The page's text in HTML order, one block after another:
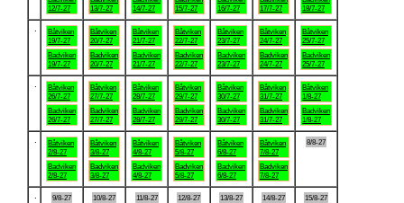
12/7-27
13/7-27
14/7-27
15/7-27
16/7-27
17/7-27
18/7-27
Båtviken
19/7-27
Badviken
19/7-27
Båtviken
20/7-27
Badviken
20/7-27
Båtviken
21/7-27
Badviken
21/7-27
Båtviken
22/7-27
Badviken
22/7-27
Båtviken
23/7-27
Badviken
23/7-27
Båtviken
24/7-27
Badviken
24/7-27
Båtviken
25/7-27
Badviken
25/7-27
Båtviken
26/7-27
Badviken
26/7-27
Båtviken
27/7-27
Badviken
27/7-27
Båtviken
28/7-27
Badviken
28/7-27
Båtviken
29/7-27
Badviken
29/7-27
Båtviken
30/7-27
Badviken
30/7-27
Båtviken
31/7-27
Badviken
31/7-27
Båtviken
1/8-27
Badviken
1/8-27
Båtviken
2/8-27
Badviken
2/8-27
Båtviken
3/8-27
Badviken
3/8-27
Båtviken
4/8-27
Badviken
4/8-27
Båtviken
5/8-27
Badviken
5/8-27
Båtviken
6/8-27
Badviken
6/8-27
Båtviken
7/8-27
Badviken
7/8-27
8/8-27
9/8-27 10/8-27 11/8-27 12/8-27 13/8-27 14/8-27 15/8-27